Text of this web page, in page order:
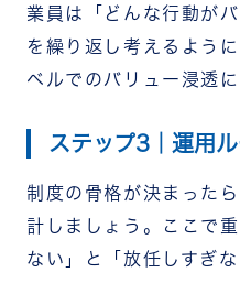
業員は「どんな行動が
を繰り返し考えるよう
ベルでのバリュー浸透に
ステップ3｜運用
制度の骨格が決まった
計しましょう。ここで
ない」と「放任しすぎ